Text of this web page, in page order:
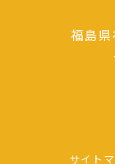
福島
サイト